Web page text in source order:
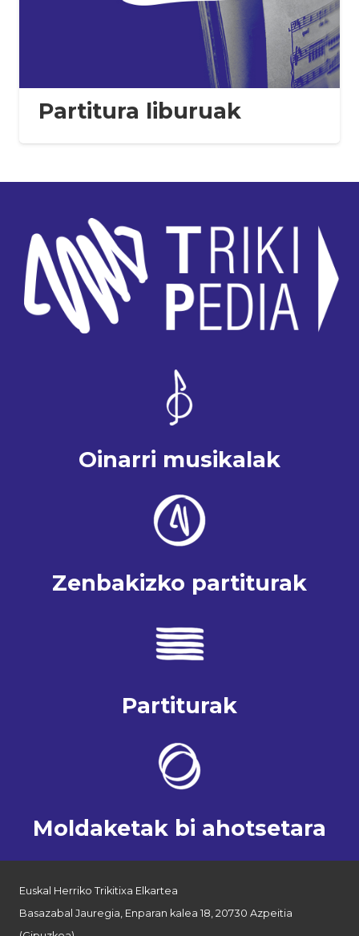
Partitura liburuak
Oinarri musikalak
Zenbakizko partiturak
Partiturak
Moldaketak bi ahotsetara
Euskal Herriko Trikitixa Elkartea
Basazabal Jauregia, Enparan kalea 18, 20730 Azpeitia